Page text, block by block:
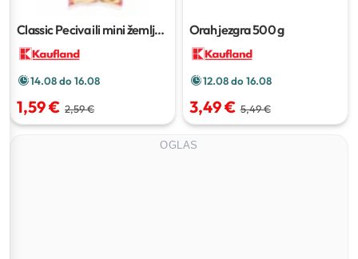
Classic Peciva ili mini žemlja
14.08 do 16.08
1,59 € 2,59 €
Orah jezgra500 g
12.08 do 16.08
3,49 € 5,49 €
OGLAS